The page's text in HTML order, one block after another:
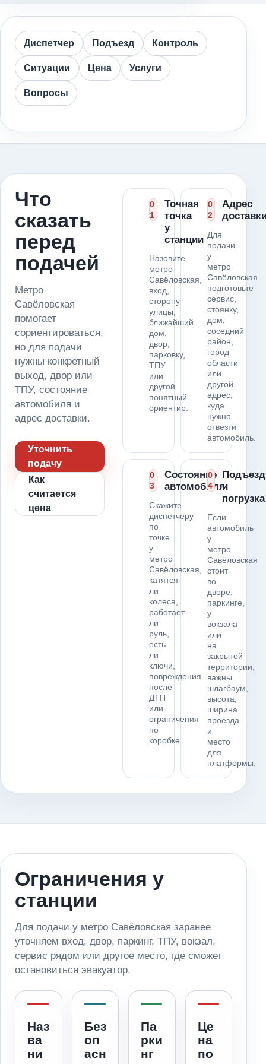
Диспетчер Подъезд Контроль
Ситуации Цена Услуги
Вопросы
Что
сказать
перед
подачей
Метро
Савёловская
помогает
сориентироваться,
но для подачи
нужны конкретный
выход, двор или
ТПУ, состояние
автомобиля и
адрес доставки.
Уточнить
подачу
Как
считается
цена
0
1
Точная
точка
у
станции
Назовите
метро
Савёловская,
вход,
сторону
улицы,
ближайший
дом,
двор,
парковку,
ТПУ
или
другой
понятный
ориентир.
0
2
Адрес
Для
подачи
у
метро
Савёловская
подготовьте
сервис,
стоянку,
дом,
соседний
район,
город
области
или
другой
адрес,
куда
нужно
отвезти
автомобиль.
0
3
Состояние
автомобиля
Скажите
диспетчеру
по
точке
у
метро
Савёловская,
катятся
ли
колеса,
работает
ли
руль,
есть
ли
ключи,
повреждения
после
ДТП
или
ограничения
по
коробке.
0
4
Подъезд
и
погрузка
Если
автомобиль
у
метро
Савёловская
стоит
во
дворе,
паркинге,
у
вокзала
или
на
закрытой
территории,
важны
шлагбаум,
высота,
ширина
проезда
и
место
для
платформы.
Ограничения у
станции
Для подачи у метро Савёловская заранее
уточняем вход, двор, паркинг, ТПУ, вокзал,
сервис рядом или другое место, где сможет
остановиться эвакуатор.
Наз
ва
ни
Без
оп
асн
Па
рки
нг
Це
на
по